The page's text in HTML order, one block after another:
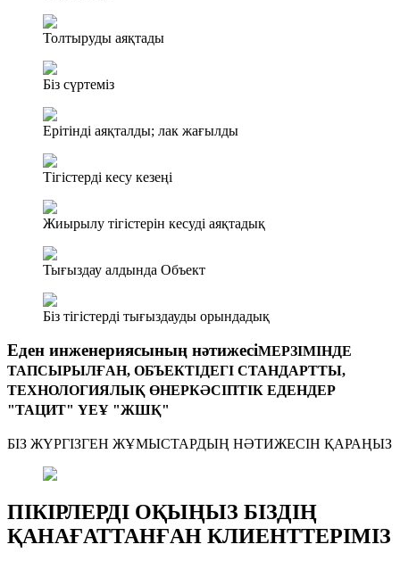
Толтыруды аяқтады
Біз сүртеміз
Ерітінді аяқталды; лак жағылды
Тігістерді кесу кезеңі
Жиырылу тігістерін кесуді аяқтадық
Тығыздау алдында Объект
Біз тігістерді тығыздауды орындадық
Еден инженериясының нәтижесіМЕРЗІМІНДЕ
ТАПСЫРЫЛҒАН, ОБЪЕКТІДЕГІ СТАНДАРТТЫ,
ТЕХНОЛОГИЯЛЫҚ ӨНЕРКӘСІПТІК ЕДЕНДЕР
"ТАЦИТ" ҮЕҰ "ЖШҚ"
БІЗ ЖҮРГІЗГЕН ЖҰМЫСТАРДЫҢ НӘТИЖЕСІН ҚАРАҢЫЗ
ПІКІРЛЕРДІ ОҚЫҢЫЗ БІЗДІҢ
ҚАНАҒАТТАНҒАН КЛИЕНТТЕРІМІЗ